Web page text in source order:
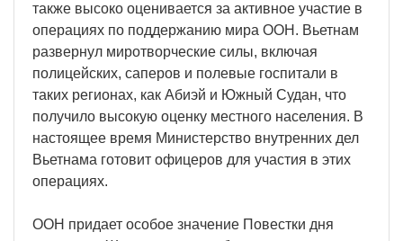
также высоко оценивается за активное участие в
операциях по поддержанию мира ООН. Вьетнам
развернул миротворческие силы, включая
полицейских, саперов и полевые госпитали в
таких регионах, как Абиэй и Южный Судан, что
получило высокую оценку местного населения. В
настоящее время Министерство внутренних дел
Вьетнама готовит офицеров для участия в этих
операциях.
ООН придает особое значение Повестки дня